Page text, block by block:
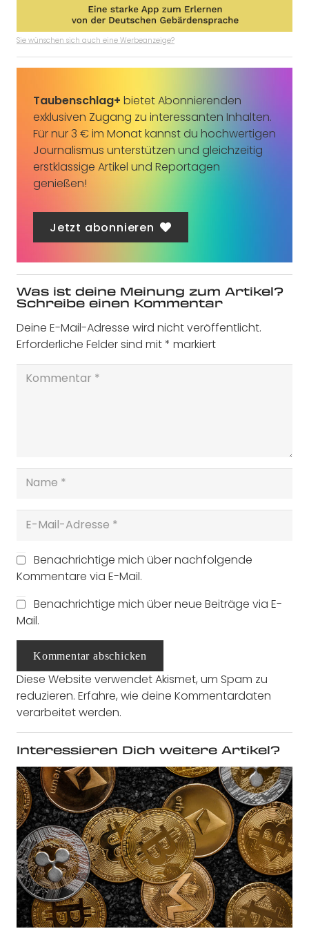
Sie wünschen sich auch eine Werbeanzeige?
Taubenschlag+ bietet Abonnierenden
exklusiven Zugang zu interessanten Inhalten.
Für nur 3 € im Monat kannst du hochwertigen
Journalismus unterstützen und gleichzeitig
erstklassige Artikel und Reportagen
genießen!
Jetzt abonnieren
Was ist deine Meinung zum Artikel?
Schreibe einen Kommentar
Deine E-Mail-Adresse wird nicht veröffentlicht.
Erforderliche Felder sind mit* markiert
Benachrichtige mich über nachfolgende
Kommentare via E-Mail.
Benachrichtige mich über neue Beiträge via E-
Mail.
Kommentar abschicken
Diese Website verwendet Akismet, um Spam zu
reduzieren. Erfahre, wie deine Kommentardaten
verarbeitet werden.
Interessieren Dich weitere Artikel?